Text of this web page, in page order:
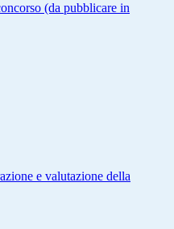
(da pubblicare in
e valutazione della